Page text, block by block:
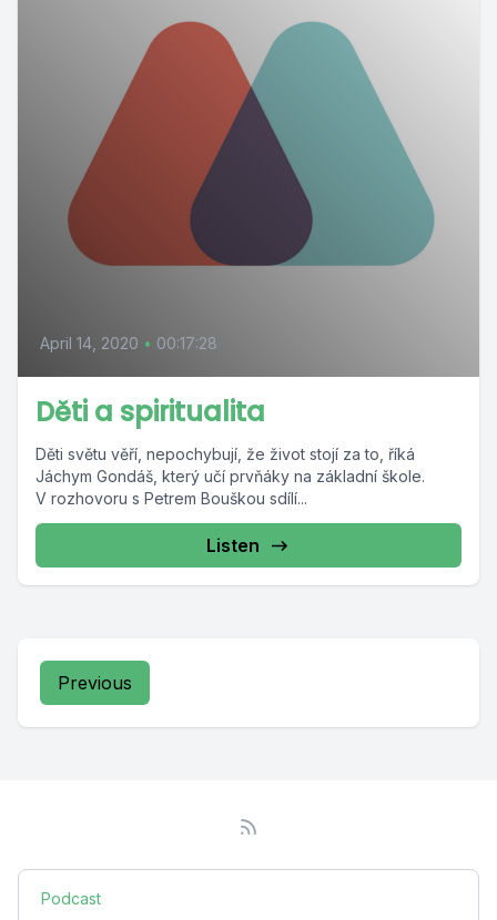
April 14, 2020 • 00:17:28
Děti a spiritualita
Děti světu věří, nepochybují, že život stojí za to, říká
Jáchym Gondáš, který učí prvňáky na základní škole.
V rozhovoru s Petrem Bouškou sdílí...
Listen
Previous
Podcast